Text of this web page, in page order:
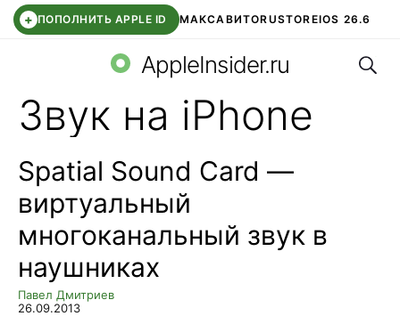
+ ПОПОЛНИТЬ APPLE ID МАКСАВИТОRUSTOREIOS 26.6
СБЕР КИДС ВТБ ОНЛАЙН ЧАТ В ROBLOX
AppleInsider.ru
Звук на iPhone
Spatial Sound Card —
виртуальный
многоканальный звук в
наушниках
Павел Дмитриев
26.09.2013